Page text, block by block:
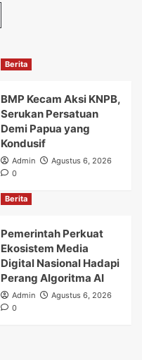
Berita
BMP Kecam Aksi KNPB,
Serukan Persatuan
Demi Papua yang
Kondusif
Admin
Agustus 6, 2026
0
Berita
Pemerintah Perkuat
Ekosistem Media
Digital Nasional Hadapi
Perang Algoritma AI
Admin
Agustus 6, 2026
0